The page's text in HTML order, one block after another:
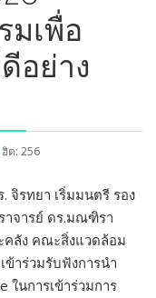
เพื่อ
อย่าง
ฮิต: 256
จิรทยา เริ่มมนตรี รอง
จารย์ ดร.มณฑิรา
ลัง คณะสิ่งแวดล้อม
าร่วมรับฟังการนำ
ในการเข้าร่วมการ